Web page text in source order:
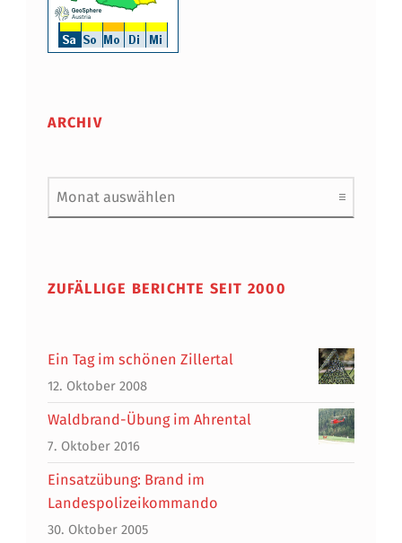
ARCHIV
Archiv
ZUFÄLLIGE BERICHTE SEIT 2000
Ein Tag im schönen Zillertal
12. Oktober 2008
Waldbrand-Übung im Ahrental
7. Oktober 2016
Einsatzübung: Brand im
Landespolizeikommando
30. Oktober 2005